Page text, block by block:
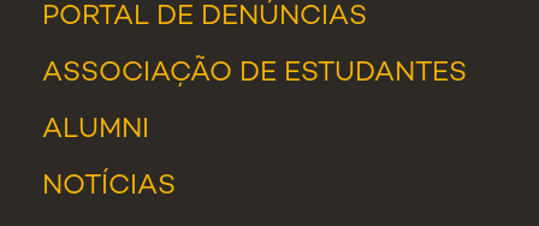
PORTAL DE DENÚNCIAS
ASSOCIAÇÃO DE ESTUDANTES
ALUMNI
NOTÍCIAS